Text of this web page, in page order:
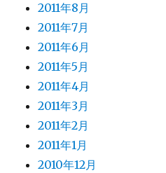
2011年8月
2011年7月
2011年6月
2011年5月
2011年4月
2011年3月
2011年2月
2011年1月
2010年12月